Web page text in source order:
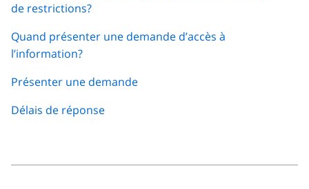
de restrictions?
Quand présenter une demande d’accès à
l’information?
Présenter une demande
Délais de réponse